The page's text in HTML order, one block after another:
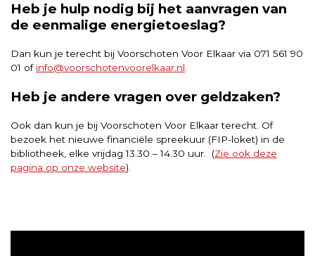
Heb je hulp nodig bij het aanvragen van
de eenmalige energietoeslag?
Dan kun je terecht bij Voorschoten Voor Elkaar via 071 561 90
01 of info@voorschotenvoorelkaar.nl
Heb je andere vragen over geldzaken?
Ook dan kun je bij Voorschoten Voor Elkaar terecht. Of
bezoek het nieuwe financiële spreekuur (FIP-loket) in de
bibliotheek, elke vrijdag 13.30 – 14.30 uur. (Zie ook deze
pagina op onze website).